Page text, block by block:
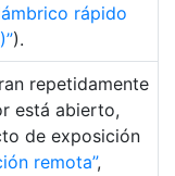
rápido
).
repetidamente
está abierto,
de exposición
remota ,